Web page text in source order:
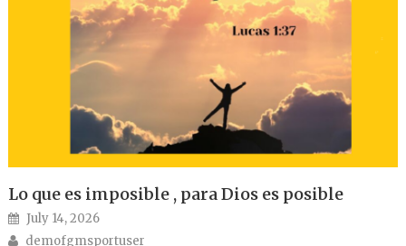
Lo que es imposible , para Dios es posible
Posted on
July 14, 2026
Author
demofgmsportuser